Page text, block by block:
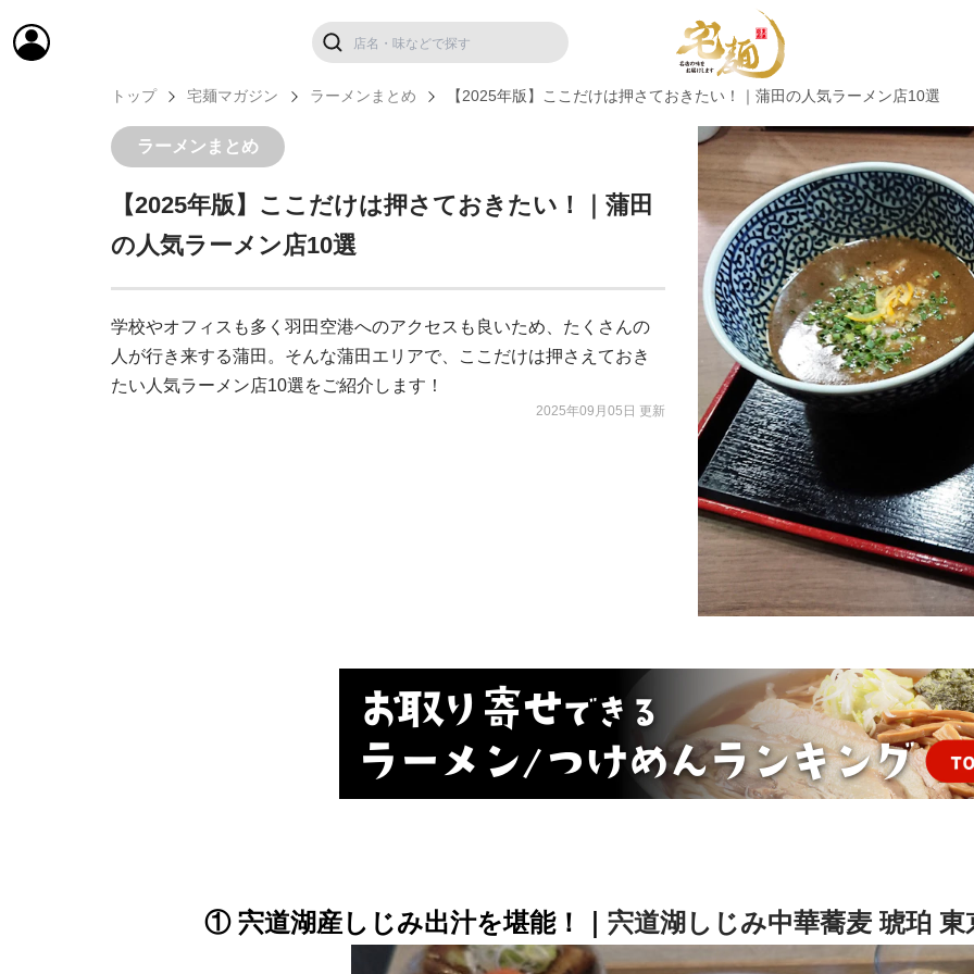
トップ 宅麺マガジン ラーメンまとめ 【2025年版】ここだけは押さておきたい！｜蒲田の人気ラーメン店10選
ラーメンまとめ
【2025年版】ここだけは押さておきたい！｜蒲田
の人気ラーメン店10選
学校やオフィスも多く羽田空港へのアクセスも良いため、たくさんの
人が行き来する蒲田。そんな蒲田エリアで、ここだけは押さえておき
たい人気ラーメン店10選をご紹介します！
2025年09月05日 更新
① 宍道湖産しじみ出汁を堪能！｜ 宍道湖しじみ中華蕎麦 琥珀 東